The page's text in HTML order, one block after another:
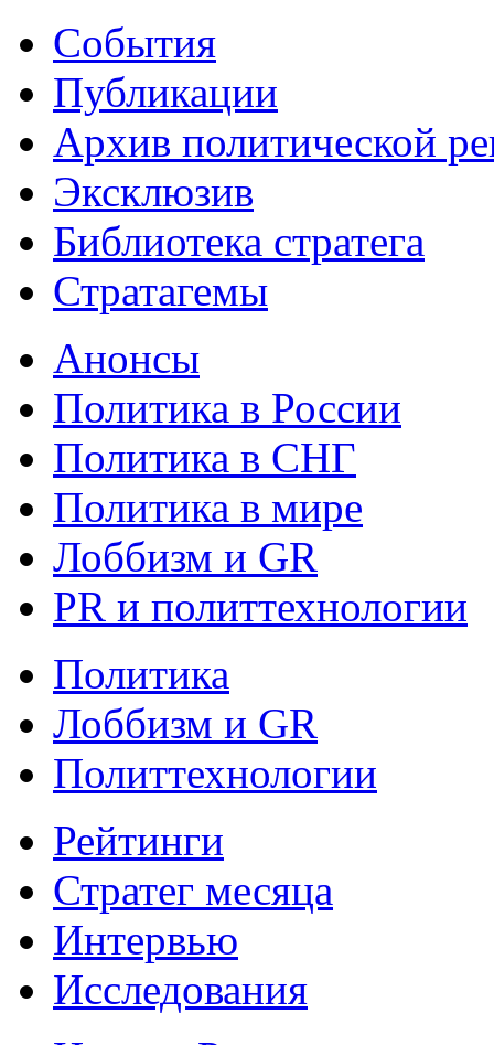
События
Публикации
Архив политической
Эксклюзив
Библиотека стратега
Стратагемы
Анонсы
Политика в России
Политика в СНГ
Политика в мире
Лоббизм и GR
PR и политтехнологии
Политика
Лоббизм и GR
Политтехнологии
Рейтинги
Стратег месяца
Интервью
Исследования